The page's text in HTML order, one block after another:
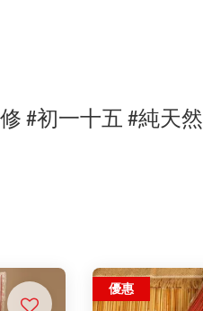
#初一十五 #純天然
優惠